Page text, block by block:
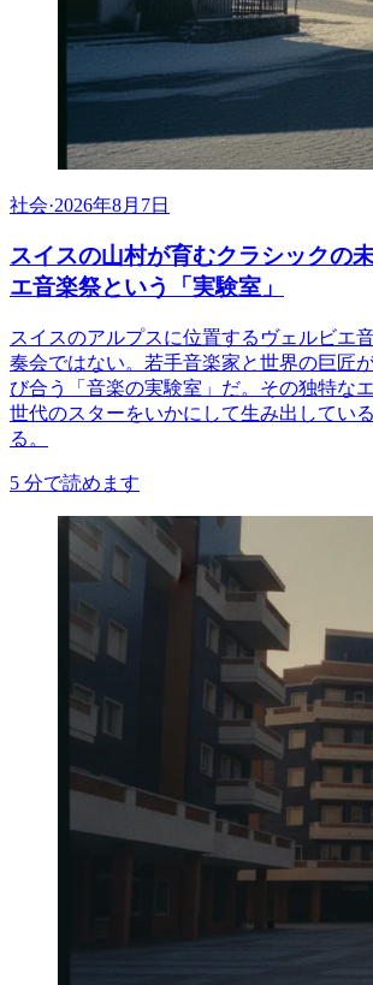
社会·2026年8月7日
スイスの山村が育むクラシックの
エ音楽祭という「実験室」
スイスのアルプスに位置するヴェルビエ
奏会ではない。若手音楽家と世界の巨匠
び合う「音楽の実験室」だ。その独特な
世代のスターをいかにして生み出してい
る。
5 分で読めます